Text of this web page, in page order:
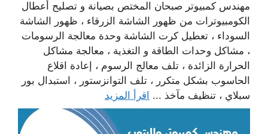
مهندس كمبيوتر صبحان المختص بصيانة و تصليح أعطال
الكومبيوترات من ظهور الشاشة الزرقاء ، ظهور الشاشة
السوداء ، تعطيل كرت الشاشة وحدة معالجة الرسومات
، مشاكل وحدات الطاقة و التغذية ، معالجة مشاكل
الحرارة الزائدة ، تلف معالج الرسوم ، إعادة اقلاع
الحاسوب بشكل متكرر ، تلف التوانزستور ، استبدال بور
سبلاي ، تنظيف مآخذ ... اقرأ المزيد